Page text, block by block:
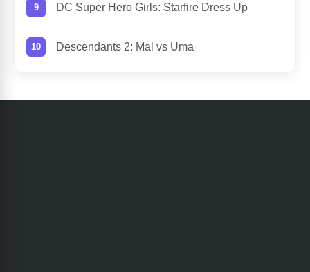
DC Super Hero Girls: Starfire Dress Up
Descendants 2: Mal vs Uma